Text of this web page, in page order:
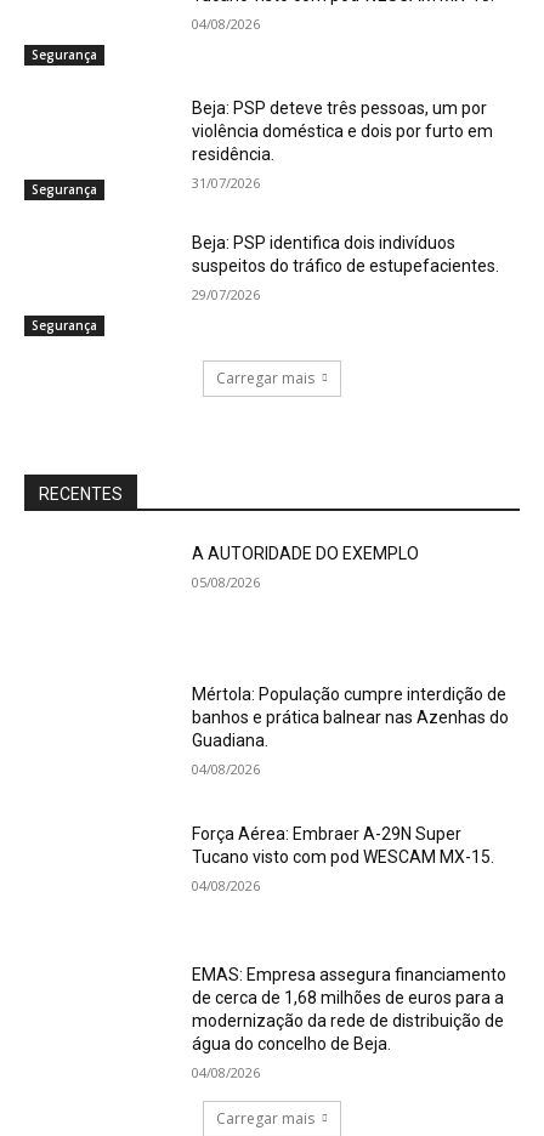
Segurança
04/08/2026
Segurança
Beja: PSP deteve três pessoas, um por
violência doméstica e dois por furto em
residência.
31/07/2026
Segurança
Beja: PSP identifica dois indivíduos
suspeitos do tráfico de estupefacientes.
29/07/2026
Carregar mais
RECENTES
A AUTORIDADE DO EXEMPLO
05/08/2026
Mértola: População cumpre interdição de
banhos e prática balnear nas Azenhas do
Guadiana.
04/08/2026
Força Aérea: Embraer A-29N Super
Tucano visto com pod WESCAM MX-15.
04/08/2026
EMAS: Empresa assegura financiamento
de cerca de 1,68 milhões de euros para a
modernização da rede de distribuição de
água do concelho de Beja.
04/08/2026
Carregar mais